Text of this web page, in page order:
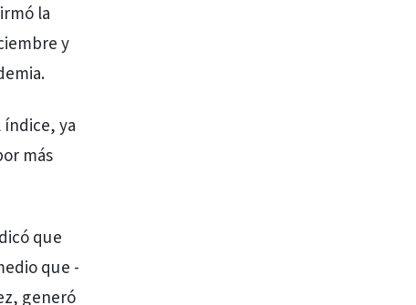
la
y
índice, ya
más
que
que -
generó